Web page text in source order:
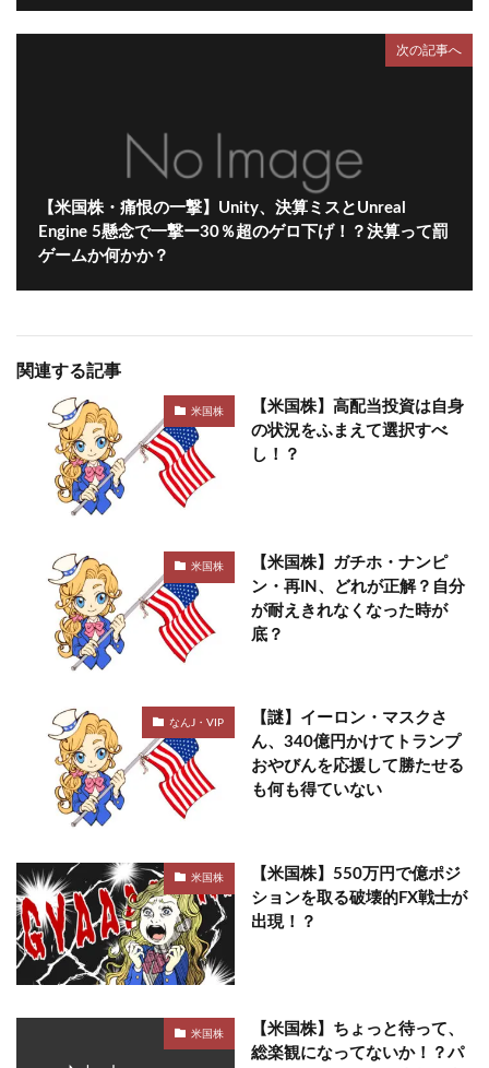
次の記事へ
【米国株・痛恨の一撃】Unity、決算ミスとUnreal
Engine 5懸念で一撃ー30％超のゲロ下げ！？決算って罰
ゲームか何かか？
関連する記事
米国株
【米国株】高配当投資は自身
の状況をふまえて選択すべ
し！？
米国株
【米国株】ガチホ・ナンピ
ン・再IN、どれが正解？自分
が耐えきれなくなった時が
底？
なんJ・VIP
【謎】イーロン・マスクさ
ん、340億円かけてトランプ
おやびんを応援して勝たせる
も何も得ていない
米国株
【米国株】550万円で億ポジ
ションを取る破壊的FX戦士が
出現！？
米国株
【米国株】ちょっと待って、
総楽観になってないか！？パ